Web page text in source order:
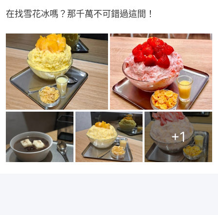
在找雪花冰嗎？那千萬不可錯過這間！
+1